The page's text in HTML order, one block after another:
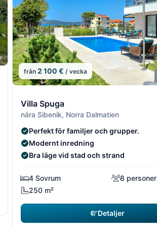
1/22från 2 100 € / vecka
Villa Spuga
nära Sibenik, Norra Dalmatien
Perfekt för familjer och grupper.
Modernt inredning
Bra läge vid stad och strand
4 Sovrum
8 personer
250 m²
Detaljer